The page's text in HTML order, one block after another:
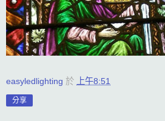
easyledlighting 於 上午8:51
分享